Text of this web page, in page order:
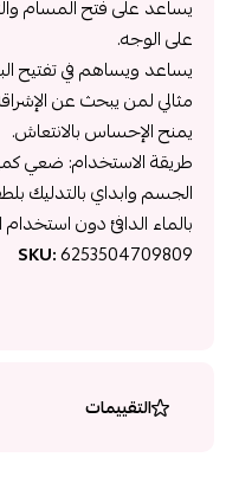
يساعد على فتح المسام
على الوجه.
يساعد ويساهم في تفتيح
مثالي لمن يبحث عن
يمنح الإحساس بالانتعاش.
طريقة الاستخدام: ضعي
الجسم وابداي بالتدليك
بالماء الدافئ دون استخدام
SKU:6253504709809
التقييمات